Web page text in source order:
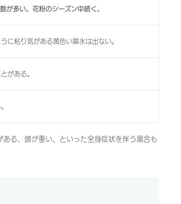
数が多い。 花粉のシーズン中続く 。
に粘り気がある黄色い鼻水は出ない。
がある。
る、頭が重い、といった全身症状を伴う場合も